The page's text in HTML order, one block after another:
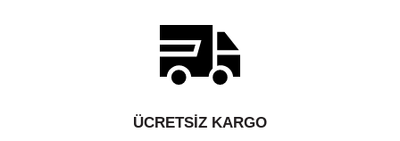
ÜCRETSIZ KARGO